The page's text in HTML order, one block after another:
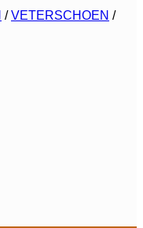
/ VETERSCHOEN /